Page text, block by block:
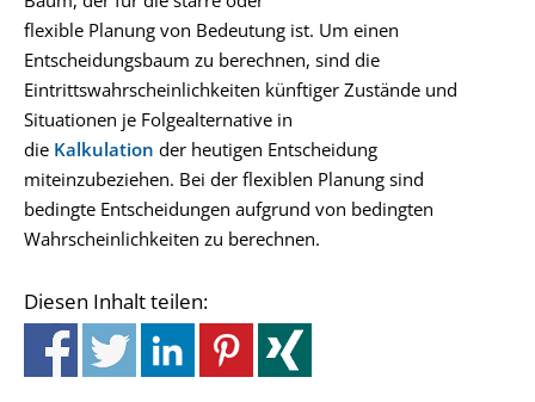
flexible Planung von Bedeutung ist. Um einen
Entscheidungsbaum zu berechnen, sind die
Eintrittswahrscheinlichkeiten künftiger Zustände und
Situationen je Folgealternative in
die Kalkulation der heutigen Entscheidung
miteinzubeziehen. Bei der flexiblen Planung sind
bedingte Entscheidungen aufgrund von bedingten
Wahrscheinlichkeiten zu berechnen.
Diesen Inhalt teilen: